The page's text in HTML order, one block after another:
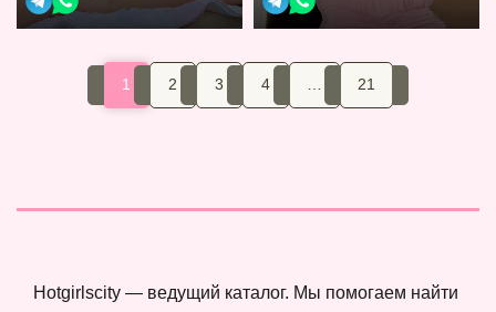
1 2 3 4 21
Hotgirlscity — ведущий каталог. Мы помогаем найти